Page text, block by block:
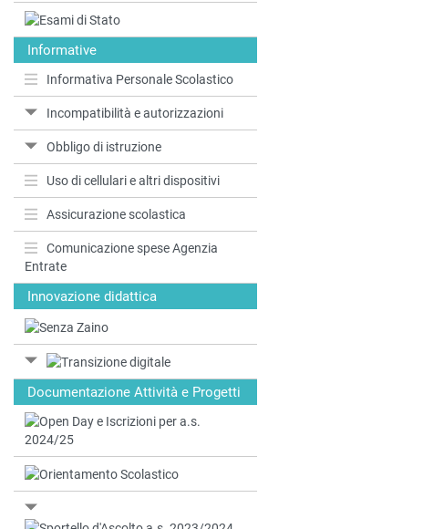
Informative
Informativa Personale Scolastico
Incompatibilità e autorizzazioni
Obbligo di istruzione
Uso di cellulari e altri dispositivi
Assicurazione scolastica
Comunicazione spese Agenzia
Entrate
Innovazione didattica
Documentazione Attività e Progetti